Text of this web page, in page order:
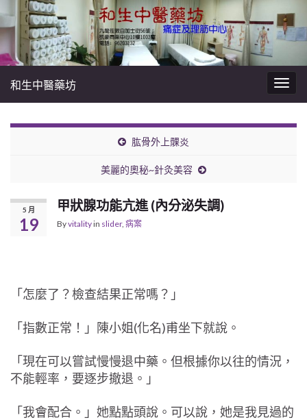
和生中醫藥坊
肱骨外上髁炎
美麗的奧秘~針灸美容
5 月
19
甲狀腺功能亢進 (內分泌失調)
Byvitalityin slider, 病案
「怎麼了？檢查結果正常嗎？」
「指數正常！」陳小姐(化名)甫坐下就說。
「現在可以嘗試慢慢退中藥。但根據你以往的情況，
不能輕率，要逐步撤退。」
「我會配合。」她點點頭說。可以說，她是我見過的